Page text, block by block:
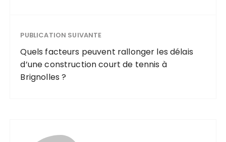
PUBLICATION SUIVANTE
Quels facteurs peuvent rallonger les délais
d’une construction court de tennis à
Brignolles ?